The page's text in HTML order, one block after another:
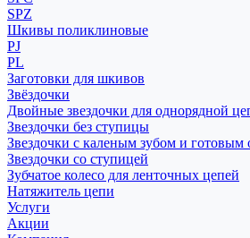
SPZ
Шкивы поликлиновые
PJ
PL
Заготовки для шкивов
Звёздочки
Двойные звездочки для однорядной
Звездочки без ступицы
Звездочки с каленым зубом и готовым
Звездочки со ступицей
Зубчатое колесо для ленточных цепей
Натяжитель цепи
Услуги
Акции